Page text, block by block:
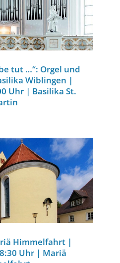
tut …“: Orgel und
Wiblingen |
Uhr | Basilika St.
Himmelfahrt |
Uhr | Mariä